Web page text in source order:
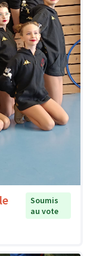
Soumis
au vote